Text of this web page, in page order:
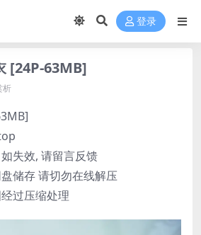
登录
[24P-63MB]
析
失效, 请留言反馈
储存 请切勿在线解压
过压缩处理